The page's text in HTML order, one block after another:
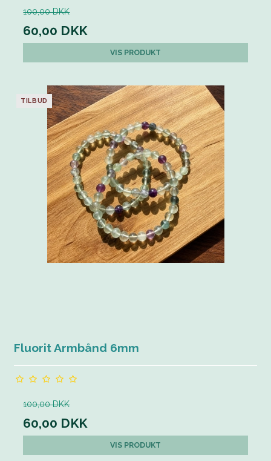
100,00 DKK
60,00 DKK
VIS PRODUKT
TILBUD
Fluorit Armbånd 6mm
100,00 DKK
60,00 DKK
VIS PRODUKT